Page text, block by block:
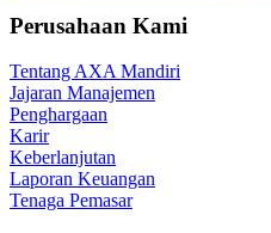
Perusahaan Kami
Tentang AXA Mandiri
Jajaran Manajemen
Penghargaan
Karir
Keberlanjutan
Laporan Keuangan
Tenaga Pemasar